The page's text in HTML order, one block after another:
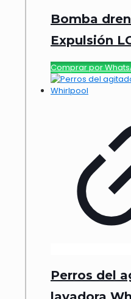
Bomba
Expulsión
Comprar por
Perros del